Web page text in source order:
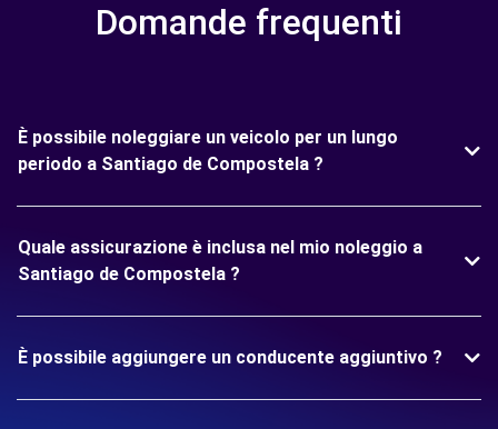
Domande frequenti
È possibile noleggiare un veicolo per un lungo
periodo a Santiago de Compostela ?
Quale assicurazione è inclusa nel mio noleggio a
Santiago de Compostela ?
È possibile aggiungere un conducente aggiuntivo ?